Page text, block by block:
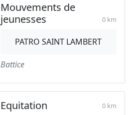
Mouvements de
jeunesses
0 km
PATRO SAINT LAMBERT
Battice
Equitation 0 km